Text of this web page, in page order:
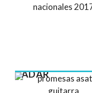
RADAR